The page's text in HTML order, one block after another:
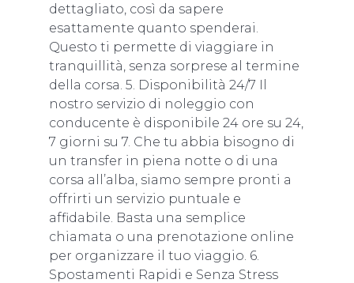
dettagliato, così da sapere
esattamente quanto spenderai.
Questo ti permette di viaggiare in
tranquillità, senza sorprese al termine
della corsa. 5. Disponibilità 24/7 Il
nostro servizio di noleggio con
conducente è disponibile 24 ore su 24,
7 giorni su 7. Che tu abbia bisogno di
un transfer in piena notte o di una
corsa all’alba, siamo sempre pronti a
offrirti un servizio puntuale e
affidabile. Basta una semplice
chiamata o una prenotazione online
per organizzare il tuo viaggio. 6.
Spostamenti Rapidi e Senza Stress